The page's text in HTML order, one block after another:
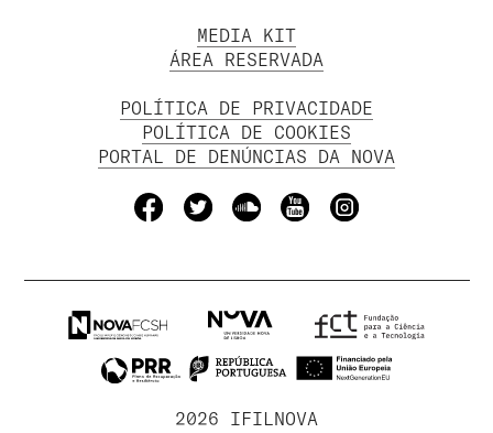
MEDIA KIT
ÁREA RESERVADA
POLÍTICA DE PRIVACIDADE
POLÍTICA DE COOKIES
PORTAL DE DENÚNCIAS DA NOVA
2026 IFILNOVA